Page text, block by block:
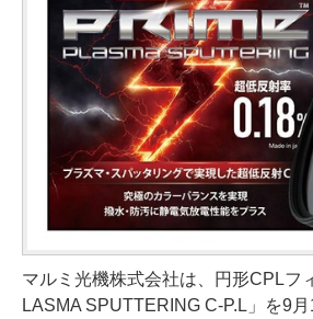
マルミ光機株式会社は、円形CPLフ
LASMA SPUTTERING C-P.L」を9月